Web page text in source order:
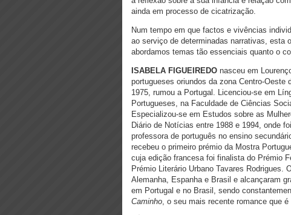
ainda em processo de cicatrização.
Num tempo em que factos e vivências
ao serviço de determinadas narrativas, esta
abordamos temas tão essenciais quanto o
ISABELA FIGUEIREDO nasceu em
portugueses oriundos da zona Centro-Oeste
1975, rumou a Portugal. Licenciou-se em
Portugueses, na Faculdade de Ciências
Especializou-se em Estudos sobre as
Diário de Notícias entre 1988 e 1994, onde
professora de português no ensino
recebeu o primeiro prémio da Mostra
cuja edição francesa foi finalista do Prémio
Prémio Literário Urbano Tavares
Alemanha, Espanha e Brasil e alcançaram
em Portugal e no Brasil, sendo
Caminho, o seu mais recente romance que